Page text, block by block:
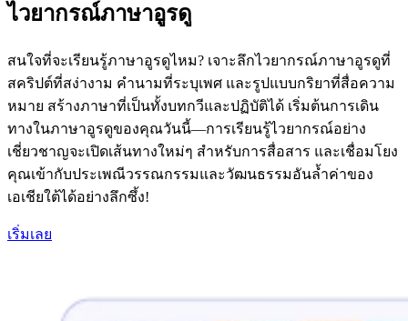
ไวยากรณ์ภาษาอูรดู
สนใจที่จะเรียนรู้ภาษาอูรดูไหม? เจาะลึกไวยากรณ์ภาษาอูรดูที่
สคริปต์ที่สง่างาม คำนามที่ระบุเพศ และรูปแบบกริยาที่สื่อความ
หมาย สร้างภาษาที่เป็นทั้งบทกวีและปฏิบัติได้ เริ่มต้นการเดิน
ทางในภาษาอูรดูของคุณวันนี้—การเรียนรู้ไวยากรณ์อย่าง
เชี่ยวชาญจะเปิดเส้นทางใหม่ๆ สำหรับการสื่อสาร และเชื่อมโยง
คุณเข้ากับประเพณีวรรณกรรมและวัฒนธรรมอันล้ำค่าของ
เอเชียใต้ได้อย่างลึกซึ้ง!
เริ่มเลย